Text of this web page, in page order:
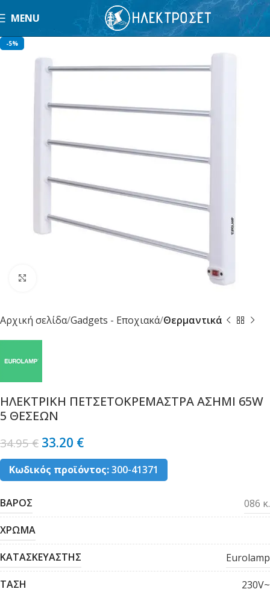
MENU
-5%
Αρχική σελίδα Gadgets - Εποχιακά Θερμαντικά
ΗΛΕΚΤΡΙΚΗ ΠΕΤΣΕΤΟΚΡΕΜΑΣΤΡΑ ΑΣΗΜΙ 65W
5 ΘΕΣΕΩΝ
34.95€ 33.20 €
Κωδικός προϊόντος:300-41371
ΒΑΡΟΣ 086 κ.
ΧΡΩΜΑ
ΚΑΤΑΣΚΕΥΑΣΤΗΣ Eurolamp
ΤΑΣΗ 230V~